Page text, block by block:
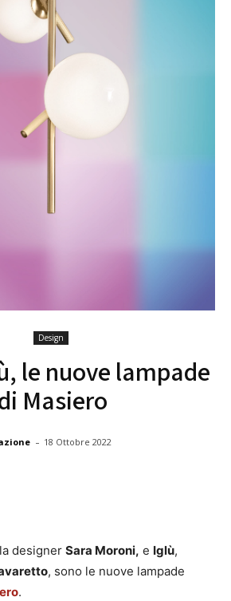
Design
le nuove lampade
Masiero
- 18 Ottobre 2022
designer Sara Moroni, e Iglù,
, sono le nuove lampade
.